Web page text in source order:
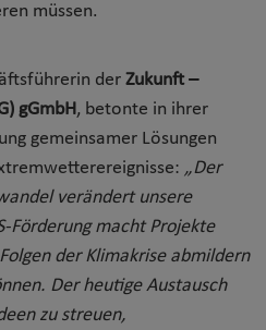
müssen.
der Zukunft –
gGmbH, betonte in ihrer
gemeinsamer Lösungen
„Der
verändert unsere
Förderung macht Projekte
der Klimakrise abmildern
Der heutige Austausch
zu streuen,